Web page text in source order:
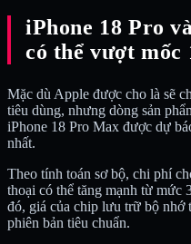
iPhone 18 Pro
có thể vượt mốc
Mặc dù Apple được cho là sẽ
tiêu dùng, nhưng dòng sản
iPhone 18 Pro Max được dự
nhất.
Theo tính toán sơ bộ, chi phí
thoại có thể tăng mạnh từ mức
đó, giá của chip lưu trữ bộ nhớ
phiên bản tiêu chuẩn.